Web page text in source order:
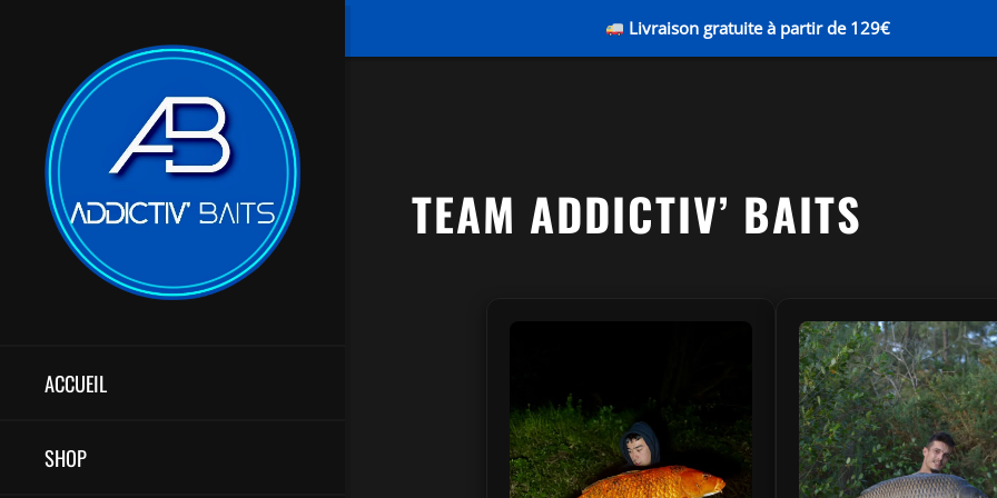
Livraison gratuite à partir de 129€
ACCUEIL
SHOP
TEAM ADDICTIV’ BAITS